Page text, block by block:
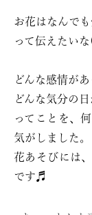
お花はなんで
って伝えたい
どんな感情があ
どんな気分の
ってことを、
気がしました。
花あそびには
です♬